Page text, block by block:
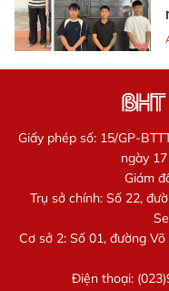
Giấy phép số: 15/GP-
ngày
Giám
Trụ sở chính: Số 22,
Cơ sở 2: Số 01, đường
Điện thoại: